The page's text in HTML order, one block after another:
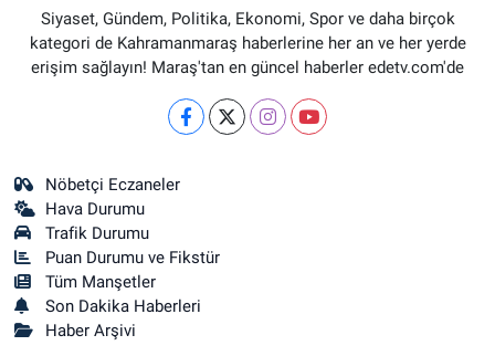
Siyaset, Gündem, Politika, Ekonomi, Spor ve daha birçok
kategori de Kahramanmaraş haberlerine her an ve her yerde
erişim sağlayın! Maraş'tan en güncel haberler edetv.com'de
Nöbetçi Eczaneler
Hava Durumu
Trafik Durumu
Puan Durumu ve Fikstür
Tüm Manşetler
Son Dakika Haberleri
Haber Arşivi